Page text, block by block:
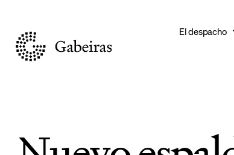
El despacho